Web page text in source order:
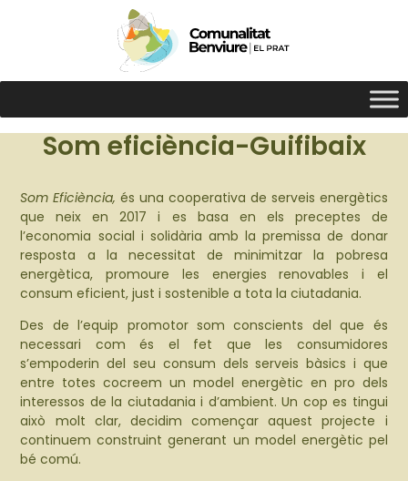
Som eficiència-Guifibaix
Som Eficiència, és una cooperativa de serveis energètics
que neix en 2017 i es basa en els preceptes de
l’economia social i solidària amb la premissa de donar
resposta a la necessitat de minimitzar la pobresa
energètica, promoure les energies renovables i el
consum eficient, just i sostenible a tota la ciutadania.
Des de l’equip promotor som conscients del que és
necessari com és el fet que les consumidores
s’empoderin del seu consum dels serveis bàsics i que
entre totes cocreem un model energètic en pro dels
interessos de la ciutadania i d’ambient. Un cop es tingui
això molt clar, decidim començar aquest projecte i
continuem construint generant un model energètic pel
bé comú.